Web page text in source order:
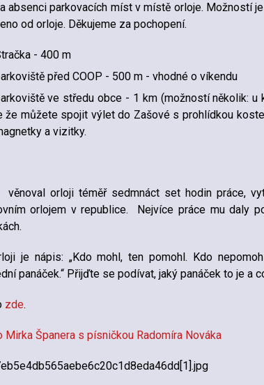
absenci parkovacích míst v místě orloje. Možností
od orloje. Děkujeme za pochopení.
- 400 m
před COOP - 500 m - vhodné o víkendu
ve středu obce - 1 km (možností několik:
že můžete spojit výlet do Zašové s prohlídkou
a vizitky.
věnoval orloji téměř sedmnáct set hodin práce,
orlojem v republice. Nejvíce práce mu daly
je nápis: „Kdo mohl, ten pomohl. Kdo
panáček.“ Přijďte se podívat, jaký panáček to je a
zde.
Mirka Španera s písničkou Radomíra Nováka